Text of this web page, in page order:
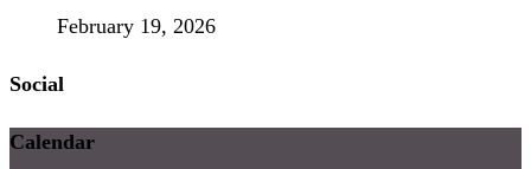
February 19, 2026
Social
Calendar